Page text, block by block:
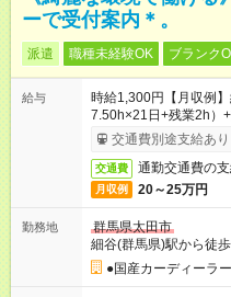
ーで受付案内＊。
派遣 職種未経験OK ブランク
給与
時給1,300円【月収例
7.50h×21日+残業2h）
交通費別途支給あり
交通費 通勤交通費の
月収例 20～25万円
勤務地
群馬県太田市
細谷(群馬県)駅から徒
●国産カーディーラ